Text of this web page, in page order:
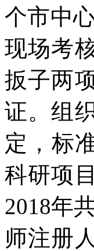
个市中
现场考
扳子两
证。组
定，标
科研项
2018年
师注册